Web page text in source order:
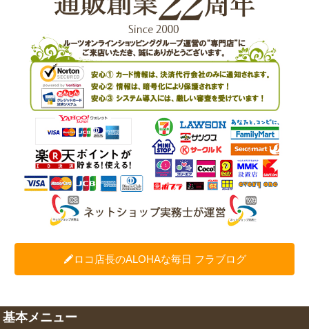
ロコ店長のALOHAな毎日 フラブログ
基本メニュー